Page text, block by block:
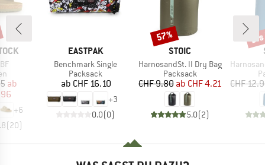
Preis
ab
+6
(20)
MARKE
EASTPAK
Artikel
Benchmark Single
Produktgruppe
Packsack
Preis
ab CHF 16.10
+3
0.0(0)
MARKE
STOIC
Artikel
HarnosandSt. II Dry Bag
Produktgruppe
Packsack
Preis
CHF 9.80 reduzierter Preis
ab CHF 4.21
5.0(2)
Rabatt
57%
Artikel
HarnosandSt.
CHF